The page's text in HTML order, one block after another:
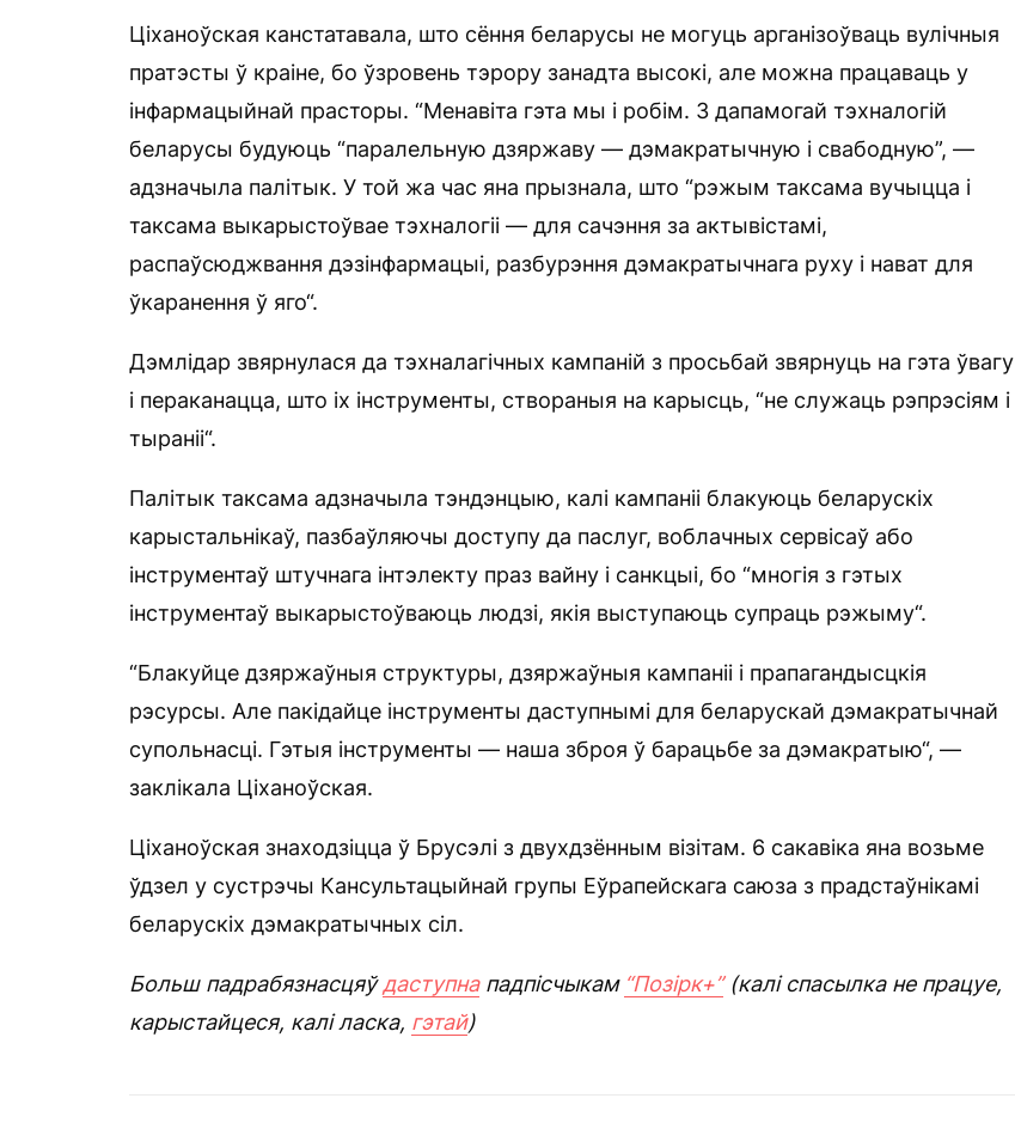
Ціханоўская канстатавала, што сёння беларусы не могуць арганізоўваць вулічныя
пратэсты ў краіне, бо ўзровень тэрору занадта высокі, але можна працаваць у
інфармацыйнай прасторы. “Менавіта гэта мы і робім. З дапамогай тэхналогій
беларусы будуюць “паралельную дзяржаву — дэмакратычную і свабодную”, —
адзначыла палітык. У той жа час яна прызнала, што “рэжым таксама вучыцца і
таксама выкарыстоўвае тэхналогіі — для сачэння за актывістамі,
распаўсюджвання дэзінфармацыі, разбурэння дэмакратычнага руху і нават для
ўкаранення ў яго“.
Дэмлідар звярнулася да тэхналагічных кампаній з просьбай звярнуць на гэта ўвагу
і пераканацца, што іх інструменты, створаныя на карысць, “не служаць рэпрэсіям і
тыраніі“.
Палітык таксама адзначыла тэндэнцыю, калі кампаніі блакуюць беларускіх
карыстальнікаў, пазбаўляючы доступу да паслуг, воблачных сервісаў або
інструментаў штучнага інтэлекту праз вайну і санкцыі, бо “многія з гэтых
інструментаў выкарыстоўваюць людзі, якія выступаюць супраць рэжыму“.
“Блакуйце дзяржаўныя структуры, дзяржаўныя кампаніі і прапагандысцкія
рэсурсы. Але пакідайце інструменты даступнымі для беларускай дэмакратычнай
супольнасці. Гэтыя інструменты — наша зброя ў барацьбе за дэмакратыю“, —
заклікала Ціханоўская.
Ціханоўская знаходзіцца ў Брусэлі з двухдзённым візітам. 6 сакавіка яна возьме
ўдзел у сустрэчы Кансультацыйнай групы Еўрапейскага саюза з прадстаўнікамі
беларускіх дэмакратычных сіл.
Больш падрабязнасцяўдаступнападпісчыкам “Позірк+”(калі спасылка не працуе,
карыстайцеся, калі ласка, гэтай)